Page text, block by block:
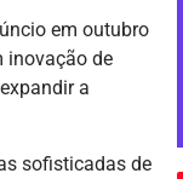
em outubro
inovação de
a
sofisticadas de